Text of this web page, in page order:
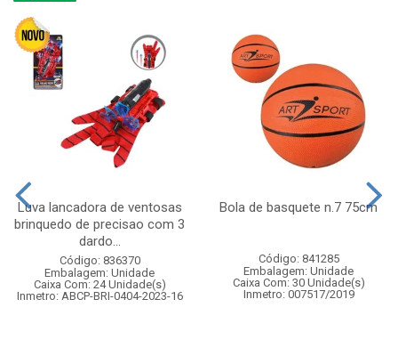
Luva lancadora de ventosas
brinquedo de precisao com 3
dardo...
Código: 836370
Embalagem: Unidade
Caixa Com: 24 Unidade(s)
Inmetro: ABCP-BRI-0404-2023-16
Bola de basquete n.7 75cm
Código: 841285
Embalagem: Unidade
Caixa Com: 30 Unidade(s)
Inmetro: 007517/2019